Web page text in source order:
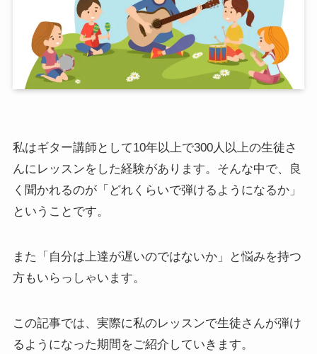
私はギター講師として10年以上で300人以上の生徒さ
んにレッスンをした経験があります。そんな中で、良
く聞かれるのが「どれくらいで弾けるようになるか」
ということです。
また「自分は上達が遅いのではないか」と悩みを持つ
方もいらっしゃいます。
この記事では、実際に私のレッスンで生徒さんが弾け
るようになった期間をご紹介していきます。